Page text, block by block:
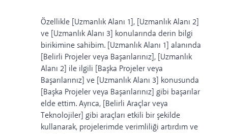
Özellikle [Uzmanlık Alanı 1], [Uzmanlık Alanı 2]
ve [Uzmanlık Alanı 3] konularında derin bilgi
birikimine sahibim. [Uzmanlık Alanı 1] alanında
[Belirli Projeler veya Başarılarınız], [Uzmanlık
Alanı 2] ile ilgili [Başka Projeler veya
Başarılarınız] ve [Uzmanlık Alanı 3] konusunda
[Başka Projeler veya Başarılarınız] gibi başarılar
elde ettim. Ayrıca, [Belirli Araçlar veya
Teknolojiler] gibi araçları etkili bir şekilde
kullanarak, projelerimde verimliliği artırdım ve